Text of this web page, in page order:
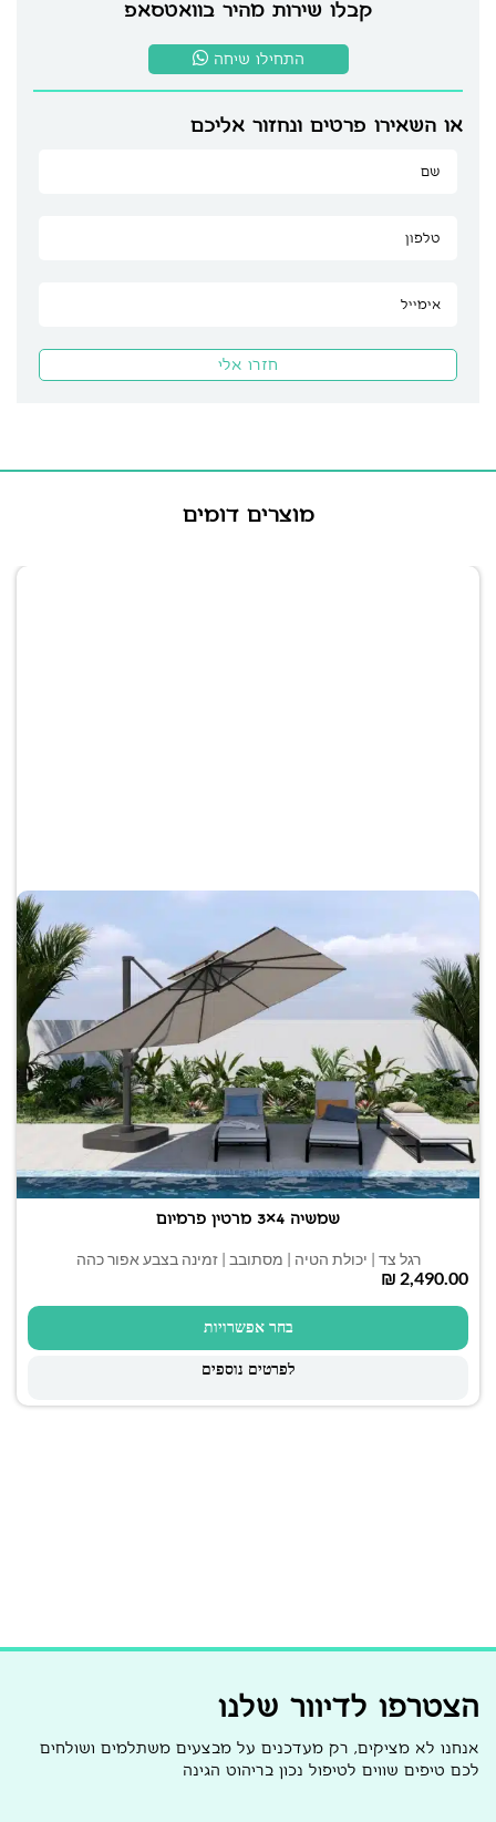
קבלו שירות מהיר בוואטסאפ
התחילו שיחה
או השאירו פרטים ונחזור אליכם
מוצרים דומים
שמשיה 4×3 מרטין פרמיום
רגל צד | יכולת הטיה | מסתובב | זמינה בצבע אפור כהה
₪
בחר אפשרויות
לפרטים נוספים
הצטרפו לדיוור שלנו
אנחנו לא מציקים, רק מעדכנים על מבצעים משתלמים ושולחים
לכם טיפים שווים לטיפול נכון בריהוט הגינה